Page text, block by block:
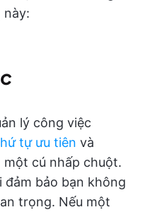
này:
lý công việc
tự ưu tiên và
một cú nhấp chuột.
đảm bảo bạn không
trọng. Nếu một